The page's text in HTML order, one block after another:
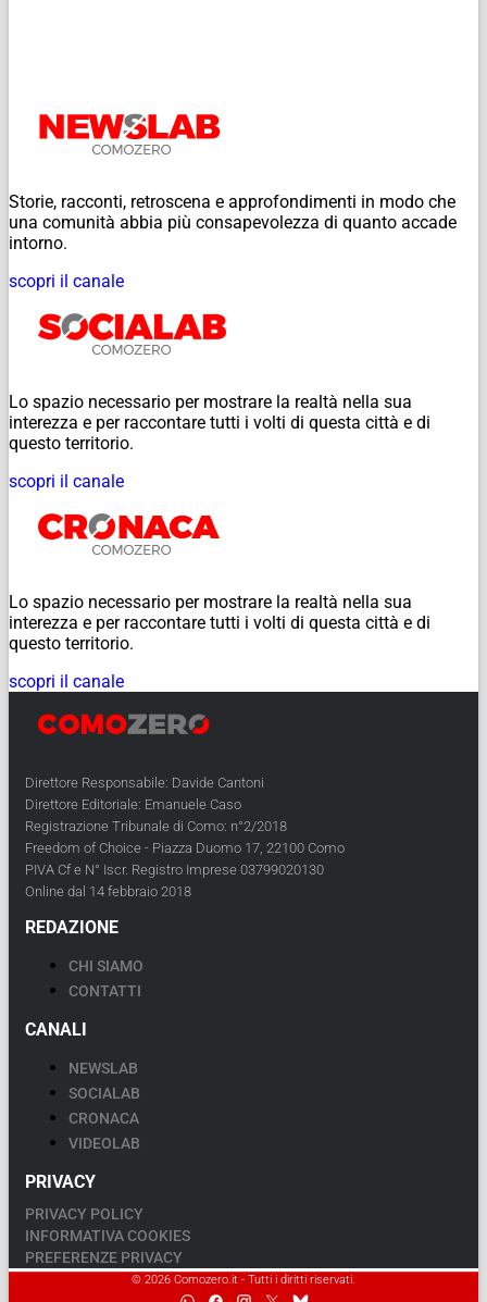
Storie, racconti, retroscena e approfondimenti in modo che
una comunità abbia più consapevolezza di quanto accade
intorno.
scopri il canale
Lo spazio necessario per mostrare la realtà nella sua
interezza e per raccontare tutti i volti di questa città e di
questo territorio.
scopri il canale
Lo spazio necessario per mostrare la realtà nella sua
interezza e per raccontare tutti i volti di questa città e di
questo territorio.
scopri il canale
Direttore Responsabile: Davide Cantoni
Direttore Editoriale: Emanuele Caso
Registrazione Tribunale di Como: n°2/2018
Freedom of Choice - Piazza Duomo 17, 22100 Como
PIVA Cf e N° Iscr. Registro Imprese 03799020130
Online dal 14 febbraio 2018
REDAZIONE
CHI SIAMO
CONTATTI
CANALI
NEWSLAB
SOCIALAB
CRONACA
VIDEOLAB
PRIVACY
PRIVACY POLICY
INFORMATIVA COOKIES
PREFERENZE PRIVACY
© 2026 Comozero.it - Tutti i diritti riservati.